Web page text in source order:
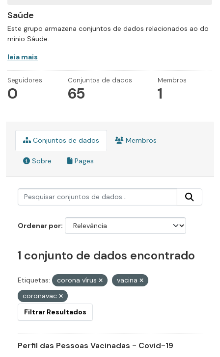
Saúde
Este grupo armazena conjuntos de dados relacionados ao do
mínio Sáude.
leia mais
Seguidores
0
Conjuntos de dados
65
Membros
1
Conjuntos de dados Membros
Sobre Pages
Ordenar por
1 conjunto de dados encontrado
Etiquetas: corona vírus
vacina
coronavac
Filtrar Resultados
Perfil das Pessoas Vacinadas - Covid-19